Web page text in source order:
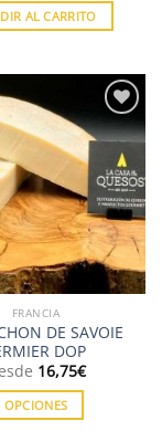
AL CARRITO
Añadir
a la
lista de
deseos
FRANCIA
DE SAVOIE
DOP
16,75€
OPCIONES